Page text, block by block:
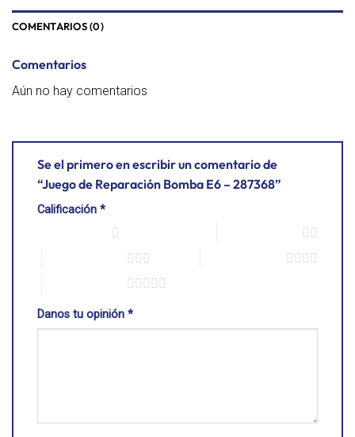
COMENTARIOS (0)
Comentarios
Aún no hay comentarios
Se el primero en escribir un comentario de
“Juego de Reparación Bomba E6 – 287368”
Calificación *
Danos tu opinión *